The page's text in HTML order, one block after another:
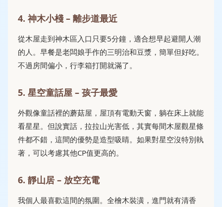
4. 神木小棧 – 離步道最近
從木屋走到神木區入口只要5分鐘，適合想早起避開人潮
的人。早餐是老闆娘手作的三明治和豆漿，簡單但好吃。
不過房間偏小，行李箱打開就滿了。
5. 星空童話屋 – 孩子最愛
外觀像童話裡的蘑菇屋，屋頂有電動天窗，躺在床上就能
看星星。但說實話，拉拉山光害低，其實每間木屋觀星條
件都不錯，這間的優勢是造型吸睛。如果對星空沒特別執
著，可以考慮其他CP值更高的。
6. 靜山居 – 放空充電
我個人最喜歡這間的氛圍。全檜木裝潢，進門就有清香